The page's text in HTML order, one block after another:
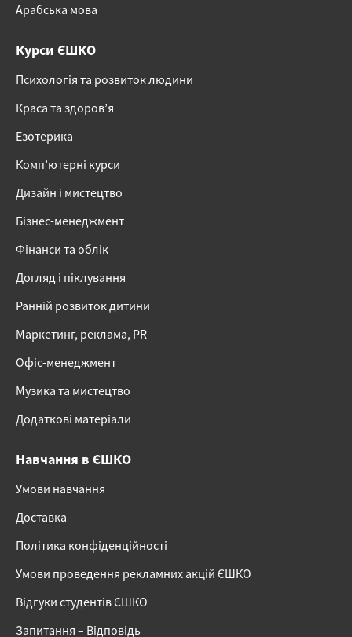
Арабська мова
Курси ЄШКО
Психологія та розвиток людини
Краса та здоров’я
Езотерика
Комп’ютерні курси
Дизайн і мистецтво
Бізнес-менеджмент
Фінанси та облік
Догляд і піклування
Ранній розвиток дитини
Маркетинг, реклама, PR
Офіс-менеджмент
Музика та мистецтво
Додаткові матеріали
Навчання в ЄШКО
Умови навчання
Доставка
Політика конфіденційності
Умови проведення рекламних акцій ЄШКО
Відгуки студентів ЄШКО
Запитання – Відповідь